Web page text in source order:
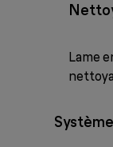
Lame